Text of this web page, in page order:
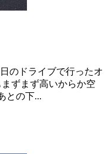
のドライブで行ったオ
ずまず高いからか空
との下...